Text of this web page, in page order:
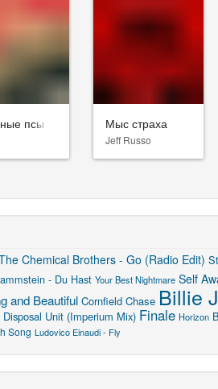
псы Мыс страха
Jeff Russo
Chemical Brothers - Go (Radio Edit)
- Du Hast Your Best Nightmare Self
and Beautiful Cornfield Chase Billie
Disposal Unit (Imperium Mix) Finale Horizon
Song Ludovico Einaudi - Fly